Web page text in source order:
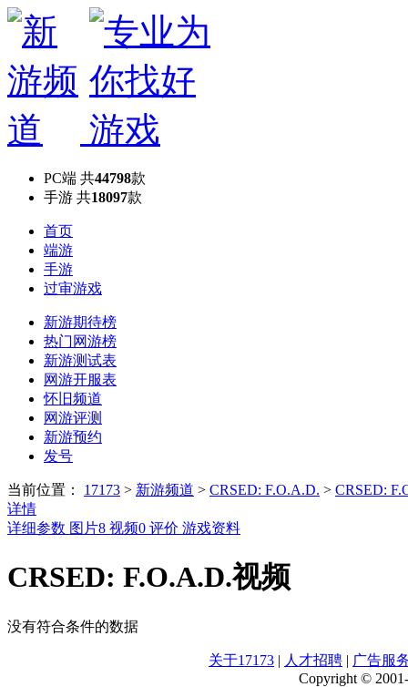
PC端 共44798款
手游 共18097款
首页
端游
手游
过审游戏
新游期待榜
热门网游榜
新游测试表
网游开服表
怀旧频道
网游评测
新游预约
发号
当前位置： 17173 > 新游频道 > CRSED: F.O.A.D. > CRSED:
详情
详细参数 图片8 视频0 评价 游戏资料
CRSED: F.O.A.D.视频
没有符合条件的数据
关于17173 | 人才招聘 | 广告服
Copyright ©